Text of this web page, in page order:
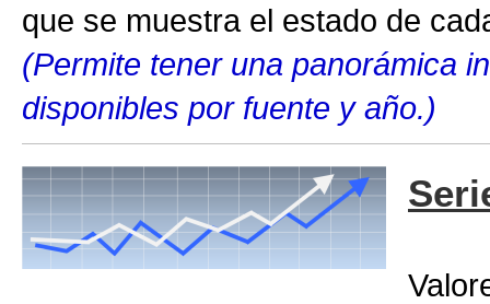
que se muestra el estado de
(Permite tener una panorámica
disponibles por fuente y año.)